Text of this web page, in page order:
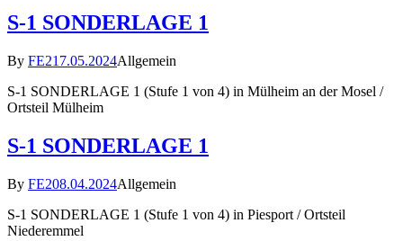
S-1 SONDERLAGE 1
By FE217.05.2024Allgemein
S-1 SONDERLAGE 1 (Stufe 1 von 4) in Mülheim an der Mosel /
Ortsteil Mülheim
S-1 SONDERLAGE 1
By FE208.04.2024Allgemein
S-1 SONDERLAGE 1 (Stufe 1 von 4) in Piesport / Ortsteil
Niederemmel